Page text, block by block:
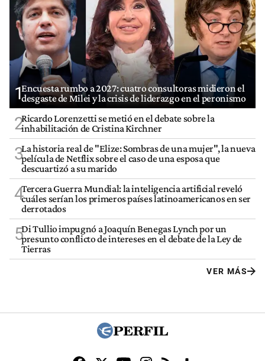
1Encuesta rumbo a 2027: cuatro consultoras midieron el
desgaste de Milei y la crisis de liderazgo en el peronismo
2Ricardo Lorenzetti se metió en el debate sobre la
inhabilitación de Cristina Kirchner
3La historia real de "Elize: Sombras de una mujer", la nueva
película de Netflix sobre el caso de una esposa que
descuartizó a su marido
4Tercera Guerra Mundial: la inteligencia artificial reveló
cuáles serían los primeros países latinoamericanos en ser
derrotados
5Di Tullio impugnó a Joaquín Benegas Lynch por un
presunto conflicto de intereses en el debate de la Ley de
Tierras
VER MÁS